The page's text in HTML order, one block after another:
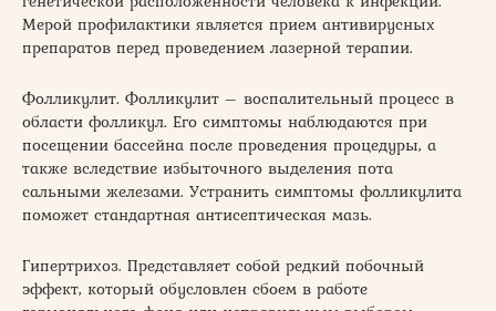
Мерой профилактики является прием антивирусных
препаратов перед проведением лазерной терапии.
Фолликулит. Фолликулит – воспалительный процесс в
области фолликул. Его симптомы наблюдаются при
посещении бассейна после проведения процедуры, а
также вследствие избыточного выделения пота
сальными железами. Устранить симптомы фолликулита
поможет стандартная антисептическая мазь.
Гипертрихоз. Представляет собой редкий побочный
эффект, который обусловлен сбоем в работе